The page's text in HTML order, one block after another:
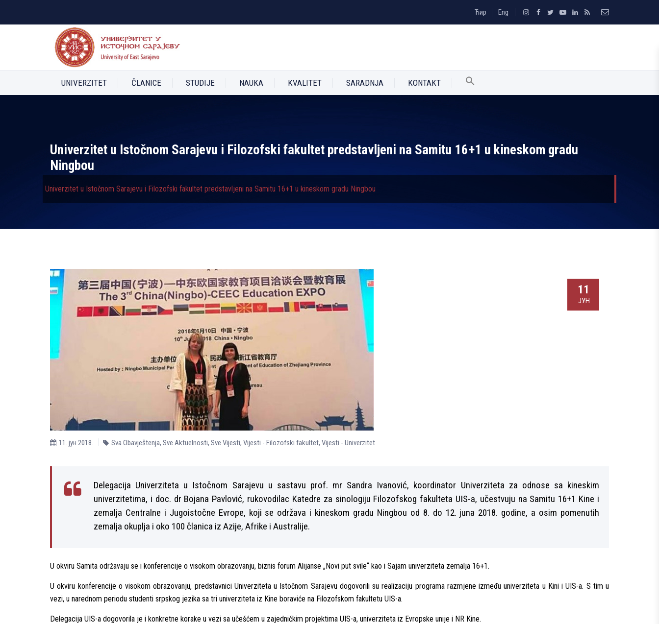
Ћир Eng
UNIVERZITET ČLANICE STUDIJE NAUKA KVALITET SARADNJA KONTAKT
Univerzitet u Istočnom Sarajevu i Filozofski fakultet predstavlјeni na Samitu 16+1 u kineskom gradu
Ningbou
Univerzitet u Istočnom Sarajevu i Filozofski fakultet predstavlјeni na Samitu 16+1 u kineskom gradu Ningbou
11
ЈУН
11. јун 2018. Sva Obavještenja, Sve Aktuelnosti, Sve Vijesti, Vijesti - Filozofski fakultet, Vijesti - Univerzitet
Delegacija Univerziteta u Istočnom Sarajevu u sastavu prof. mr Sandra Ivanović, koordinator Univerziteta za odnose sa kineskim
univerzitetima, i doc. dr Bojana Pavlović, rukovodilac Katedre za sinologiju Filozofskog fakulteta UIS-a, učestvuju na Samitu 16+1 Kine i
zemalјa Centralne i Jugoistočne Evrope, koji se održava i kineskom gradu Ningbou od 8. do 12. juna 2018. godine, a osim pomenutih
zemalјa okuplјa i oko 100 članica iz Azije, Afrike i Australije.
U okviru Samita održavaju se i konferencije o visokom obrazovanju, biznis forum Alijanse „Novi put svile“ kao i Sajam univerziteta zemalјa 16+1.
U okviru konferencije o visokom obrazovanju, predstavnici Univerziteta u Istočnom Sarajevu dogovorili su realizaciju programa razmjene između univerziteta u Kini i UIS-a. S tim u
vezi, u narednom periodu studenti srpskog jezika sa tri univerziteta iz Kine boraviće na Filozofskom fakultetu UIS-a.
Delegacija UIS-a dogovorila je i konkretne korake u vezi sa učešćem u zajedničkim projektima UIS-a, univerziteta iz Evropske unije i NR Kine.